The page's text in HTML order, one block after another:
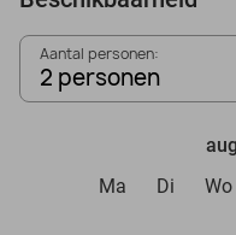
Aantal personen:
2 personen
Ma
Di Wo